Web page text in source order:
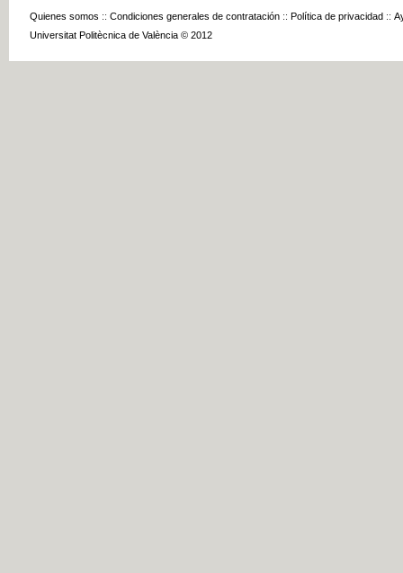
Quienes somos :: Condiciones generales de contratación :: Política de privacidad ::
Universitat Politècnica de València © 2012